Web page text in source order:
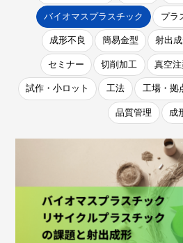
バイオマスプラスチック プラ
成形不良 簡易金型 射出
セミナー 切削加工 真空注
試作・小ロット 工法 工場・拠
品質管理 成